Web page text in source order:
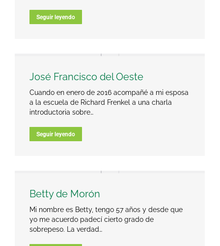
Seguir leyendo
José Francisco del Oeste
Cuando en enero de 2016 acompañé a mi esposa
a la escuela de Richard Frenkel a una charla
introductoria sobre…
Seguir leyendo
Betty de Morón
Mi nombre es Betty, tengo 57 años y desde que
yo me acuerdo padecí cierto grado de
sobrepeso. La verdad…